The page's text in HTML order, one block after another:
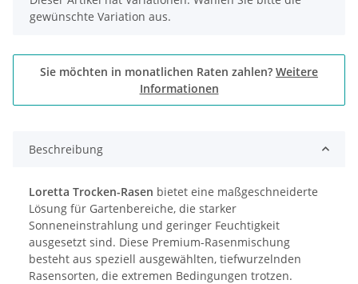
gewünschte Variation aus.
Sie möchten in monatlichen Raten zahlen? Weitere
Informationen
Beschreibung
Loretta Trocken-Rasen bietet eine maßgeschneiderte
Lösung für Gartenbereiche, die starker
Sonneneinstrahlung und geringer Feuchtigkeit
ausgesetzt sind. Diese Premium-Rasenmischung
besteht aus speziell ausgewählten, tiefwurzelnden
Rasensorten, die extremen Bedingungen trotzen.